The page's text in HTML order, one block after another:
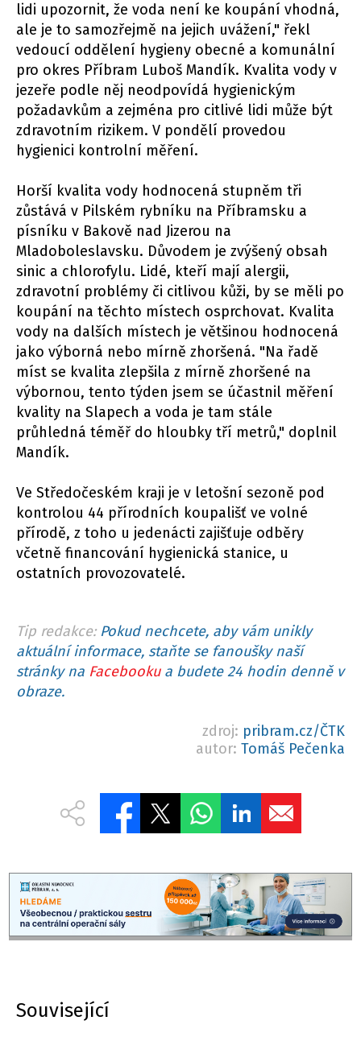
lidi upozornit, že voda není ke koupání vhodná,
ale je to samozřejmě na jejich uvážení," řekl
vedoucí oddělení hygieny obecné a komunální
pro okres Příbram Luboš Mandík. Kvalita vody v
jezeře podle něj neodpovídá hygienickým
požadavkům a zejména pro citlivé lidi může být
zdravotním rizikem. V pondělí provedou
hygienici kontrolní měření.
Horší kvalita vody hodnocená stupněm tři
zůstává v Pilském rybníku na Příbramsku a
písníku v Bakově nad Jizerou na
Mladoboleslavsku. Důvodem je zvýšený obsah
sinic a chlorofylu. Lidé, kteří mají alergii,
zdravotní problémy či citlivou kůži, by se měli po
koupání na těchto místech osprchovat. Kvalita
vody na dalších místech je většinou hodnocená
jako výborná nebo mírně zhoršená. "Na řadě
míst se kvalita zlepšila z mírně zhoršené na
výbornou, tento týden jsem se účastnil měření
kvality na Slapech a voda je tam stále
průhledná téměř do hloubky tří metrů," doplnil
Mandík.
Ve Středočeském kraji je v letošní sezoně pod
kontrolou 44 přírodních koupališť ve volné
přírodě, z toho u jedenácti zajišťuje odběry
včetně financování hygienická stanice, u
ostatních provozovatelé.
Tip redakce: Pokud nechcete, aby vám unikly
aktuální informace, staňte se fanoušky naší
stránky na Facebookua budete 24 hodin denně v
obraze.
zdroj: pribram.cz/ČTK
autor: Tomáš Pečenka
Související